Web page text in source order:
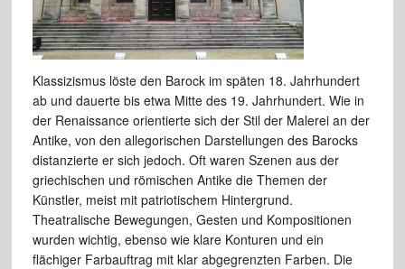
Klassizismus löste den Barock im späten 18. Jahrhundert
ab und dauerte bis etwa Mitte des 19. Jahrhundert. Wie in
der Renaissance orientierte sich der Stil der Malerei an der
Antike, von den allegorischen Darstellungen des Barocks
distanzierte er sich jedoch. Oft waren Szenen aus der
griechischen und römischen Antike die Themen der
Künstler, meist mit patriotischem Hintergrund.
Theatralische Bewegungen, Gesten und Kompositionen
wurden wichtig, ebenso wie klare Konturen und ein
flächiger Farbauftrag mit klar abgegrenzten Farben. Die